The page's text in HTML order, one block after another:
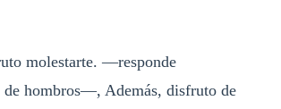
molestarte. —responde
de hombros—, Además, disfruto de